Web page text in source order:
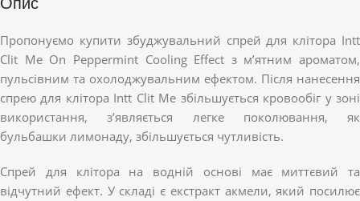
Пропонуємо купити збуджувальний спрей для клітора Intt
Clit Me On Peppermint Cooling Effect з м’ятним ароматом,
пульсівним та охолоджувальним ефектом. Після нанесення
спрею для клітора Intt Clit Me збільшується кровообіг у зоні
використання, з’являється легке поколювання, як
бульбашки лимонаду, збільшується чутливість.
Спрей для клітора на водній основі має миттєвий та
відчутний ефект. У складі є екстракт акмели, який посилює